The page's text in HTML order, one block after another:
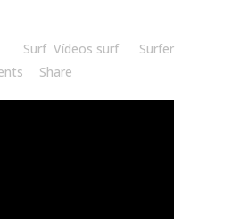
Surf Vídeos surf
Surfer
Share